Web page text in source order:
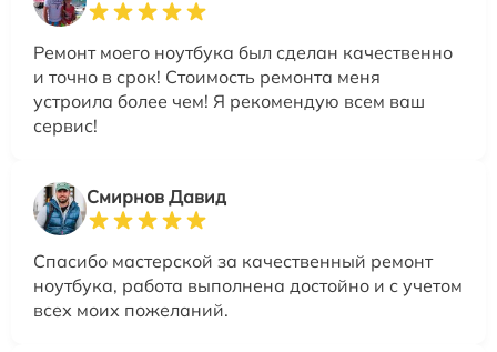
Ремонт моего ноутбука был сделан качественно
и точно в срок! Стоимость ремонта меня
устроила более чем! Я рекомендую всем ваш
сервис!
Смирнов Давид
Спасибо мастерской за качественный ремонт
ноутбука, работа выполнена достойно и с учетом
всех моих пожеланий.